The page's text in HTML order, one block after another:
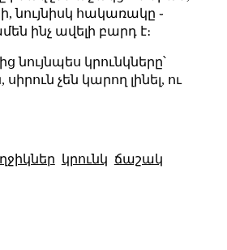
նույնիսկ հակառակը ֊
ինչ ավելի բարդ է։
նույնպես կրունկները՝
սիրուն չեն կարող լինել, ու
կրունկ ճաշակ